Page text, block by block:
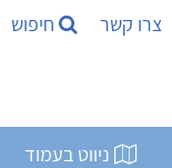
צרו קשר חיפוש
ניווט בעמוד